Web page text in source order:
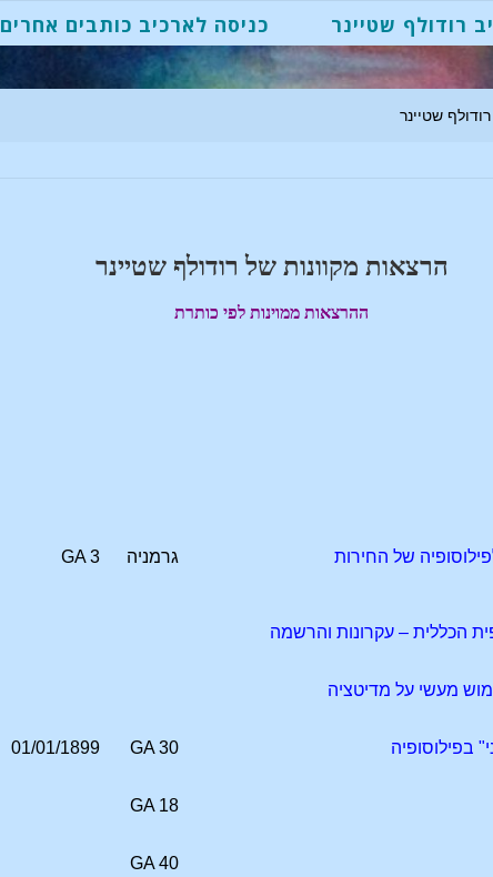
רודולף שטיינר כניסה לארכיב כותבים אחרים
שטיינר
הרצאות מקוונות של רודולף שטיינר
ההרצאות ממוינות לפי כותרת
של החירות גרמניה GA 3
הכללית – עקרונות והרשמה
מעשי על מדיטציה
בפילוסופיה GA 30
01/01/1899
GA 18
GA 40